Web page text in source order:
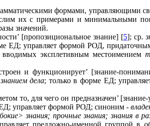
формами, управляющими
их с примерами и минимальными
значений.
[пропозициональное знание] [5]; ср.
ЕД; управляет формой РОД,
эксплетивным местоимением
и функционирует’ [знание-
дела; только в форме ЕД;
то, для чего он предназначен’
управляет формой РОД; синоним -
знания; прочные знания; знания в